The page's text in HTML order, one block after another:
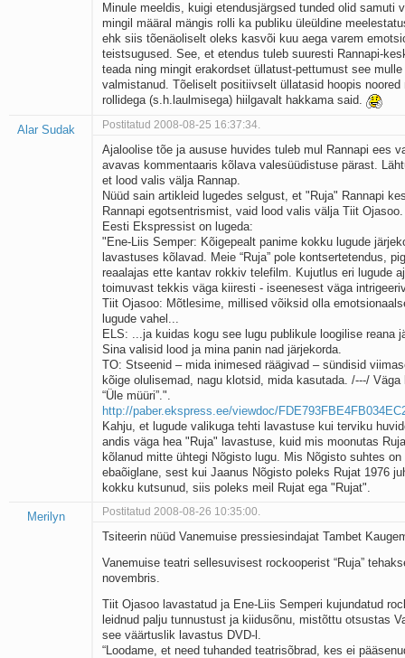
Minule meeldis, kuigi etendusjärgsed tunded olid samuti
mingil määral mängis rolli ka publiku üleüldine
ehk siis tõenäoliselt oleks kasvõi kuu aega varem
teistsugused. See, et etendus tuleb suuresti Rannapi-
teada ning mingit erakordset üllatust-pettumust see
valmistanud. Tõeliselt positiivselt üllatasid hoopis noored
rollidega (s.h.laulmisega) hiilgavalt hakkama said.
Alar Sudak Postitatud 2008-08-25 16:37:34.
Ajaloolise tõe ja aususe huvides tuleb mul Rannapi ees
avavas kommentaaris kõlava valesüüdistuse pärast.
et lood valis välja Rannap.
Nüüd sain artikleid lugedes selgust, et "Ruja" Rannapi
Rannapi egotsentrismist, vaid lood valis välja Tiit Ojasoo.
Eesti Ekspressist on lugeda:
"Ene-Liis Semper: Kõigepealt panime kokku lugude
lavastuses kõlavad. Meie “Ruja” pole kontsertetendus,
reaalajas ette kantav rokkiv telefilm. Kujutlus eri lugude
toimuvast tekkis väga kiiresti - iseenesest väga
Tiit Ojasoo: Mõtlesime, millised võiksid olla
lugude vahel...
ELS: ...ja kuidas kogu see lugu publikule loogilise reana
Sina valisid lood ja mina panin nad järjekorda.
TO: Stseenid – mida inimesed räägivad – sündisid
kõige olulisemad, nagu klotsid, mida kasutada. /---/
“Üle müüri”.".
http://paber.ekspress.ee/viewdoc/
Kahju, et lugude valikuga tehti lavastuse kui terviku
andis väga hea "Ruja" lavastuse, kuid mis moonutas
kõlanud mitte ühtegi Nõgisto lugu. Mis Nõgisto suhtes
ebaõiglane, sest kui Jaanus Nõgisto poleks Rujat 1976
kokku kutsunud, siis poleks meil Rujat ega "Rujat".
Merilyn Postitatud 2008-08-26 10:35:00.
Tsiteerin nüüd Vanemuise pressiesindajat Tambet
Vanemuise teatri sellesuvisest rockooperist “Ruja”
novembris.
Tiit Ojasoo lavastatud ja Ene-Liis Semperi kujundatud
leidnud palju tunnustust ja kiidusõnu, mistõttu otsustas
see väärtuslik lavastus DVD-l.
“Loodame, et need tuhanded teatrisõbrad, kes ei